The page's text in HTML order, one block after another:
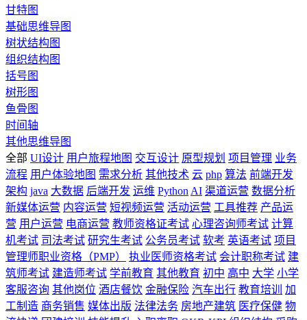
甘特图
基础思维导图
树状结构图
组织结构图
括号图
树形图
鱼骨图
时间轴
其他思维导图
全部 UI设计 用户旅程地图 交互设计 原型规划 项目管理 业务
流程 用户体验地图 需求分析 其他技术 云 php 算法 前端开发
架构 java 大数据 后端开发 运维 Python AI 渠道运营 数据分析
新媒体运营 内容运营 短视频运营 活动运营 工具推荐 产品运
营 用户运营 电商运营 教师资格证考试 心理咨询师考试 计算
机考试 司法考试 研究生考试 公务员考试 软考 英语考试 项目
管理师职业资格（PMP）
执业医师资格考试 会计职称考试 建
筑师考试 建造师考试 学前教育 其他教育 初中 高中 大学 小学
客服咨询 其他岗位 酒店餐饮 金融保险 汽车出行 教育培训
加
工制造 商务销售 媒体出版 法律法务 房地产建筑 医疗保健 物